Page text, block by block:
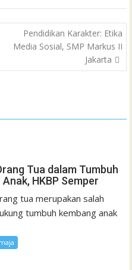
o
M
a
t
a
g
e
e
d
I
n
e
r
e
s
Pendidikan Karakter: Etika
Media Sosial, SMP Markus II
Jakarta
Tua dalam Tumbuh
HKBP Semper
tua merupakan salah
tumbuh kembang anak